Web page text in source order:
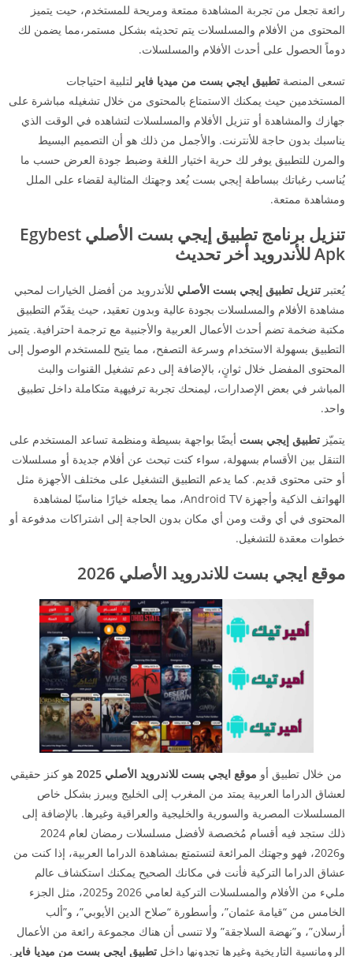
رائعة تجعل من تجربة المشاهدة ممتعة ومريحة للمستخدم، حيت يتميز
المحتوى من الأفلام والمسلسلات يتم تحديثه بشكل مستمر،مما يضمن لك
دوماً الحصول على أحدث الأفلام والمسلسلات.
تسعى المنصة تطبيق ايجي بست من ميديا فاير لتلبية احتياجات
المستخدمين حيث يمكنك الاستمتاع بالمحتوى من خلال تشغيله مباشرة على
جهازك والمشاهدة أو تنزيل الأفلام والمسلسلات لتشاهده في الوقت الذي
يناسبك بدون حاجة للأنترنت. والأجمل من ذلك هو أن التصميم البسيط
والمرن للتطبيق يوفر لك حرية اختيار اللغة وضبط جودة العرض حسب ما
يُناسب رغباتك ببساطة إيجي بست يُعد وجهتك المثالية لقضاء على الملل
ومشاهدة ممتعة.
تنزيل برنامج
تطبيق إيجي بست الأصلي Egybest
Apkللأندرويد أخر تحديث
يُعتبر تنزيل تطبيق إيجي بست الأصلي للأندرويد من أفضل الخيارات لمحبي
مشاهدة الأفلام والمسلسلات بجودة عالية وبدون تعقيد، حيث يقدّم التطبيق
مكتبة ضخمة تضم أحدث الأعمال العربية والأجنبية مع ترجمة احترافية. يتميز
التطبيق بسهولة الاستخدام وسرعة التصفح، مما يتيح للمستخدم الوصول إلى
المحتوى المفضل خلال ثوانٍ، بالإضافة إلى دعم تشغيل القنوات والبث
المباشر في بعض الإصدارات، ليمنحك تجربة ترفيهية متكاملة داخل تطبيق
واحد.
يتميّز تطبيق إيجي بست أيضًا بواجهة بسيطة ومنظمة تساعد المستخدم على
التنقل بين الأقسام بسهولة، سواء كنت تبحث عن أفلام جديدة أو مسلسلات
أو حتى محتوى قديم. كما يدعم التطبيق التشغيل على مختلف الأجهزة مثل
الهواتف الذكية وأجهزة Android TV، مما يجعله خيارًا مناسبًا لمشاهدة
المحتوى في أي وقت ومن أي مكان بدون الحاجة إلى اشتراكات مدفوعة أو
خطوات معقدة للتشغيل.
موقع ايجي بست للاندرويد الأصلي 202 6
من خلال تطبيق أو موقع ايجي بست للاندرويد الأصلي 2025
هو كنز حقيقي
لعشاق الدراما العربية يمتد من المغرب إلى الخليج ويبرز بشكل خاص
المسلسلات المصرية والسورية والخليجية والعراقية وغيرها. بالإضافة إلى
ذلك ستجد فيه أقسام مُخصصة لأفضل مسلسلات رمضان لعام 2024
و2026، فهو وجهتك المرائعة لتستمتع بمشاهدة الدراما العربية، إذا كنت من
عشاق الدراما التركية فأنت في مكانك الصحيح يمكنك استكشاف عالم
مليء من الأفلام والمسلسلات التركية لعامي 2026 و2025، مثل الجزء
الخامس من “قيامة عثمان”، وأسطورة “صلاح الدين الأيوبي”، و”ألب
أرسلان”، و”نهضة السلاجقة” ولا تنسى أن هناك مجموعة رائعة من الأعمال
الرومانسية التاريخية وغيرها تجدونها داخل تطبيق ايجي بست من ميديا فاير .